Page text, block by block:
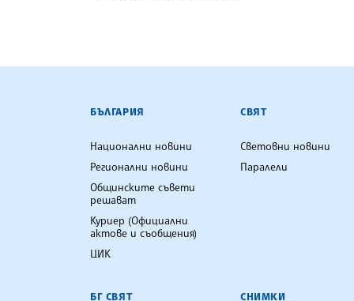
БЪЛГАРСКА ТЕЛЕГРАФНА
БЪЛГАРИЯ
Национални новини
Регионални новини
Общинските съвети
решават
Куриер (Официални
актове и съобщения)
ЦИК
СВЯТ
Световни новини
Паралели
БГ СВЯТ СНИМКИ